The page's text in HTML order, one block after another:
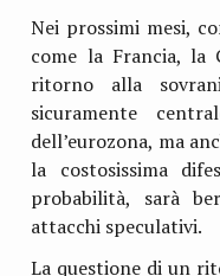
Nei prossimi mesi,
come la Francia, la
ritorno alla
sicuramente
dell’eurozona, ma
la costosissima
probabilità, sarà
attacchi speculativi.
La questione di un